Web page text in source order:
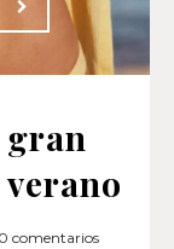
gran
0 comentarios